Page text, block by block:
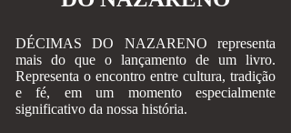
DÉCIMAS DO NAZARENO representa
mais do que o lançamento de um livro.
Representa o encontro entre cultura, tradição
e fé, em um momento especialmente
significativo da nossa história.